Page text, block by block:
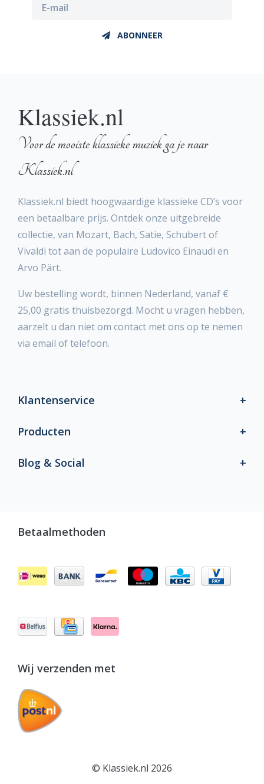
ABONNEER
Klassiek.nl
Voor de mooiste klassieke muziek ga je naar
Klassiek.nl
Klassiek.nl biedt hoogwaardige klassieke CD’s voor
een betaalbare prijs. Ontdek onze uitgebreide
collectie, van Mozart, Bach, Satie, Schubert of
Vivaldi tot aan de populaire Ludovico Einaudi en
Arvo Pärt.
Uw bestelling wordt, binnen Nederland, vanaf €
25,00 gratis thuisbezorgd. Mocht u vragen hebben,
aarzelt u dan niet om contact met ons op te nemen
via email of telefoon.
Klantenservice
Producten
Blog & Social
Betaalmethoden
Wij verzenden met
© Klassiek.nl 2026